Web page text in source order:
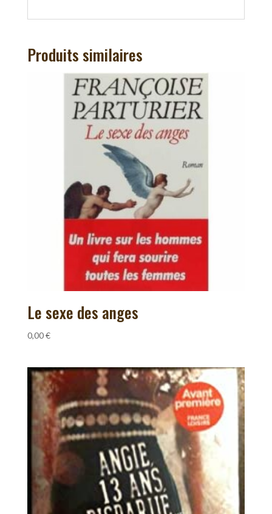
Produits similaires
Le sexe des anges
0,00€